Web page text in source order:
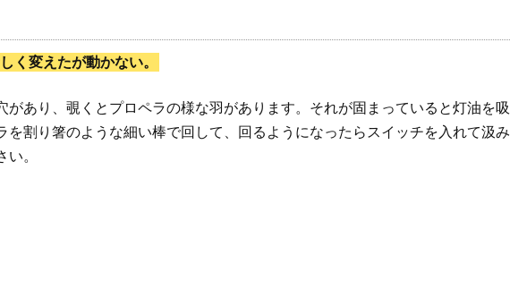
変えたが動かない。
があり、覗くとプロペラの様な羽があります。それが固まっていると灯油を吸
を割り箸のような細い棒で回して、回るようになったらスイッチを入れて汲み
。